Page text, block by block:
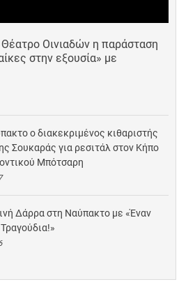
Οινιαδών η παράσταση
στην εξουσία» με
ο διακεκριμένος κιθαριστής
Σουκαράς για ρεσιτάλ στον Κήπο
Μπότσαρη
Δάρρα στη Ναύπακτο με «Έναν